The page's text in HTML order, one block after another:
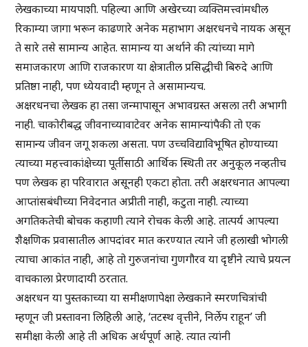
लेखकाच्या मायपाशी. पहिल्या आणि अखेरच्या व्यक्तिमत्त्वांमधील
रिकाम्या जागा भरून काढणारे अनेक महाभाग अक्षरधनचे नायक असून
ते सारे तसे सामान्य आहेत. सामान्य या अर्थाने की त्यांच्या मागे
समाजकारण आणि राजकारण या क्षेत्रातील प्रसिद्धीची बिरुदे आणि
प्रतिष्ठा नाही, पण ध्येयवादी म्हणून ते असामान्यच.
अक्षरधनचा लेखक हा तसा जन्मापासून अभावग्रस्त असला तरी अभागी
नाही. चाकोरीबद्ध जीवनाच्यावाटेवर अनेक सामान्यांपैकी तो एक
सामान्य जीवन जगू शकला असता. पण उच्चविद्याविभूषित होण्याच्या
त्याच्या महत्त्वाकांक्षेच्या पूर्तीसाठी आर्थिक स्थिती तर अनुकूल नव्हतीच
पण लेखक हा परिवारात असूनही एकटा होता. तरी अक्षरधनात आपल्या
आप्तांसबंधीच्या निवेदनात अप्रीती नाही, कटुता नाही. त्याच्या
अगतिकतेची बोचक कहाणी त्याने रोचक केली आहे. तात्पर्य आपल्या
शैक्षणिक प्रवासातील आपदांवर मात करण्यात त्याने जी हलाखी भोगली
त्याचा आकांत नाही, आहे तो गुरुजनांचा गुणगौरव या दृष्टीने त्याचे प्रयत्न
वाचकाला प्रेरणादायी ठरतात.
अक्षरधन या पुस्तकाच्या या समीक्षणापेक्षा लेखकाने स्मरणचित्रांची
म्हणून जी प्रस्तावना लिहिली आहे, ‘तटस्थ वृत्तीने, निर्लेप राहून’ जी
समीक्षा केली आहे ती अधिक अर्थपूर्ण आहे. त्यात त्यांनी